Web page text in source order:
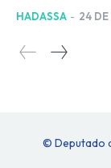
HADASSA - 24
© Deputado